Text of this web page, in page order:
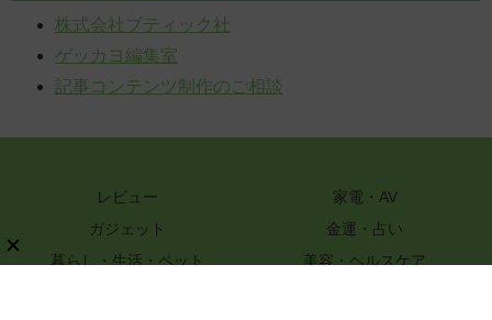
株式会社ブティック社
ゲッカヨ編集室
記事コンテンツ制作のご相談
レビュー
家電・AV
ガジェット
金運・占い
暮らし・生活・ペット
美容・ヘルスケア